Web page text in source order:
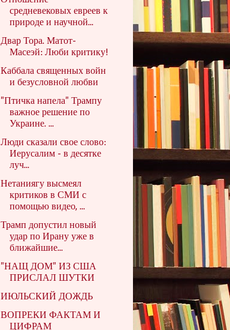
средневековых евреев к
природе и научной...
Двар Тора. Матот-
Масеэй: Люби критику!
Каббала священных войн
и безусловной любви
"Птичка напела" Трампу
важное решение по
Украине. ...
Люди сказали свое слово:
Иерусалим - в десятке
луч...
Нетаниягу высмеял
критиков в СМИ с
помощью видео, ...
Трамп допустил новый
удар по Ирану уже в
ближайшие...
"НАЩ ДОМ" ИЗ США
ПРИСЛАЛ ШУТКИ
ИЮЛЬСКИЙ ДОЖДЬ
ВОПРЕКИ ФАКТАМ И
ЦИФРАМ